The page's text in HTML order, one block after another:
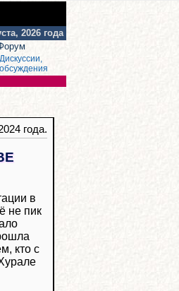
2026 года
Дискуссии,
обсуждения
года.
в
не пик
кто с